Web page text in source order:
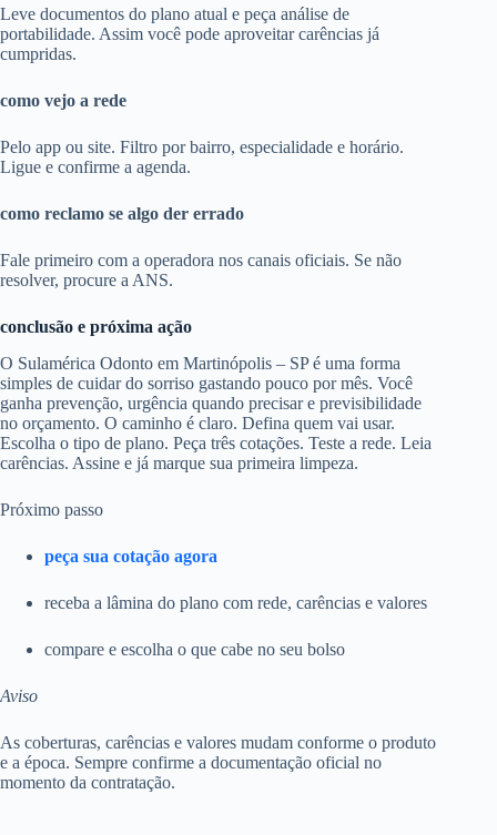
Leve documentos do plano atual e peça análise de
portabilidade. Assim você pode aproveitar carências já
cumpridas.
como vejo a rede
Pelo app ou site. Filtro por bairro, especialidade e horário.
Ligue e confirme a agenda.
como reclamo se algo der errado
Fale primeiro com a operadora nos canais oficiais. Se não
resolver, procure a ANS.
conclusão e próxima ação
O Sulamérica Odonto em Martinópolis – SP é uma forma
simples de cuidar do sorriso gastando pouco por mês. Você
ganha prevenção, urgência quando precisar e previsibilidade
no orçamento. O caminho é claro. Defina quem vai usar.
Escolha o tipo de plano. Peça três cotações. Teste a rede. Leia
carências. Assine e já marque sua primeira limpeza.
Próximo passo
peça sua cotação agora
receba a lâmina do plano com rede, carências e valores
compare e escolha o que cabe no seu bolso
Aviso
As coberturas, carências e valores mudam conforme o produto
e a época. Sempre confirme a documentação oficial no
momento da contratação.